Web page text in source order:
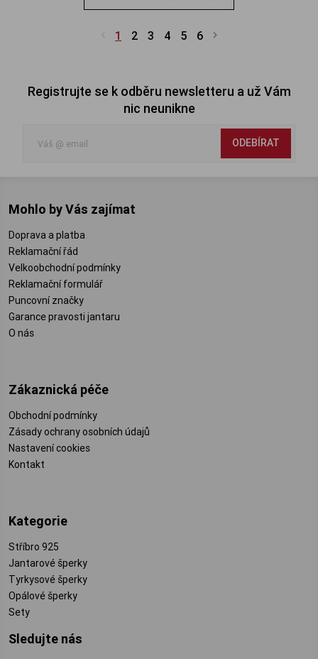
1 2 3 4 5 6
Registrujte se k odběru newsletteru a už Vám
nic neunikne
ODEBÍRAT
Mohlo by Vás zajímat
Doprava a platba
Reklamační řád
Velkoobchodní podmínky
Reklamační formulář
Puncovní značky
Garance pravosti jantaru
O nás
Zákaznická péče
Obchodní podmínky
Zásady ochrany osobních údajů
Nastavení cookies
Kontakt
Kategorie
Stříbro 925
Jantarové šperky
Tyrkysové šperky
Opálové šperky
Sety
Sledujte nás